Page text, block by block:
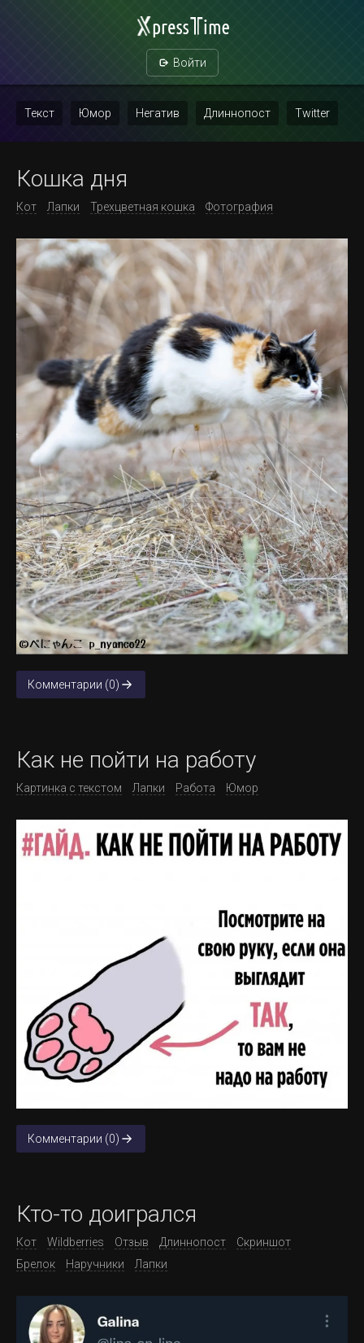
Войти
Текст Юмор Негатив Длиннопост Twitter
Кошка дня
Кот Лапки Трехцветная кошка Фотография
Комментарии (0)
Как не пойти на работу
Картинка с текстом Лапки Работа Юмор
Комментарии (0)
Кто-то доигрался
Кот Wildberries Отзыв Длиннопост
Скриншот
Брелок
Наручники Лапки